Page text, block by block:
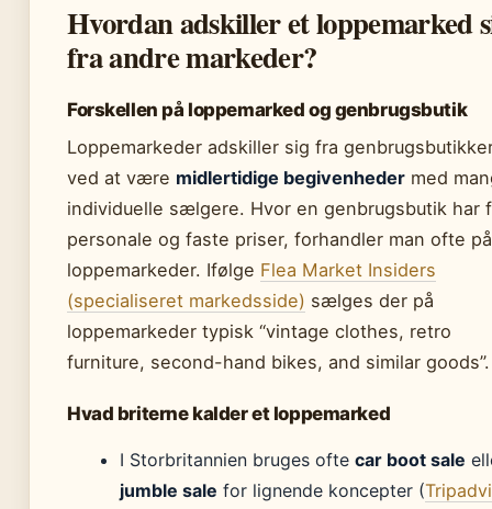
Hvordan adskiller et loppemarked
fra andre markeder?
Forskellen på loppemarked og genbrugsbutik
Loppemarkeder adskiller sig fra
ved at være midlertidige begivenheder med
individuelle sælgere. Hvor en genbrugsbutik har
personale og faste priser, forhandler man ofte på
loppemarkeder. Ifølge Flea Market Insiders
(specialiseret markedsside) sælges der på
loppemarkeder typisk “vintage clothes, retro
furniture, second-hand bikes, and similar goods”.
Hvad briterne kalder et loppemarked
I Storbritannien bruges ofte car boot sale
jumble sale for lignende koncepter (